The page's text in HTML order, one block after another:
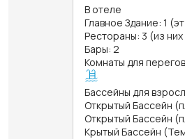
В отеле
Главное Здание: 1
Рестораны: 3 (из них
Бары: 2
Комнаты для
Бассейны для
Открытый Бассейн
Открытый Бассейн
Крытый Бассейн